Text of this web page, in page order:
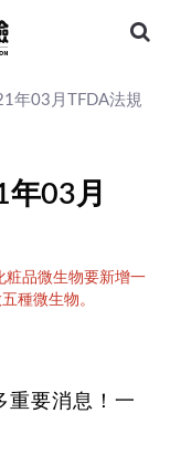
年03月TFDA法規
03月
粧品微生物要新增一
種微生物。
重要消息！一